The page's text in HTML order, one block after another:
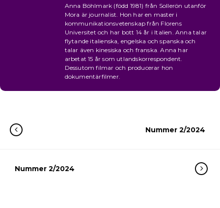
Anna Böhlmark (född 1981) från Sollerön utanför
Mora är journalist. Hon har en master i
kommunikationsvetenskap från Florens
Universitet och har bott 14 år i Italien. Anna talar
flytande italienska, engelska och spanska och
talar även kinesiska och franska. Anna har
arbetat 15 år som utlandskorrespondent.
Dessutom filmar och producerar hon
dokumentärfilmer.
Nummer 2/2024
Nummer 2/2024